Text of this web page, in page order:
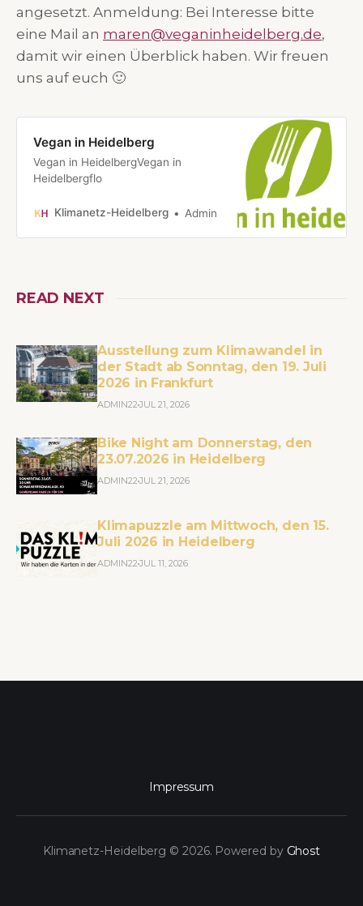
angesetzt. Anmeldung: Bei Interesse bitte
eine Mail an maren@veganinheidelberg.de,
damit wir einen Überblick haben. Wir freuen
uns auf euch 🙂
Vegan in Heidelberg
Vegan in HeidelbergVegan in
Heidelbergflo
Klimanetz-Heidelberg Admin
READ NEXT
Ausstellung zum Klimawandel in
der Stadt ab Sonntag, den 19. Juli
2026 in Frankfurt
ADMIN22 JUL 21, 2026
Bike Night am Donnerstag, den
23.07.2026 in Heidelberg
ADMIN22 JUL 21, 2026
Klimapuzzle am Mittwoch, den 15.
Juli 2026 in Heidelberg
ADMIN22 JUL 11, 2026
Impressum
Klimanetz-Heidelberg © 2026. Powered by Ghost